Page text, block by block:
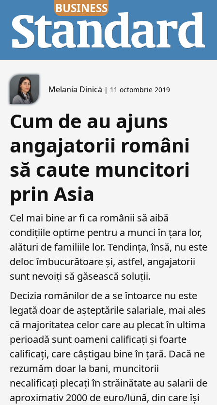
Melania Dinică | 11 octombrie 2019
Cum de au ajuns
angajatorii români
să caute muncitori
prin Asia
Cel mai bine ar fi ca românii să aibă
condițiile optime pentru a munci în țara lor,
alături de familiile lor. Tendința, însă, nu este
deloc îmbucurătoare și, astfel, angajatorii
sunt nevoiți să găsească soluții.
Decizia românilor de a se întoarce nu este
legată doar de așteptările salariale, mai ales
că majoritatea celor care au plecat în ultima
perioadă sunt oameni calificați și foarte
calificați, care câștigau bine în țară. Dacă ne
rezumăm doar la bani, muncitorii
necalificați plecați în străinătate au salarii de
aproximativ 2000 de euro/lună, din care își